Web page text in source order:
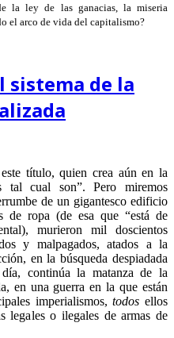
la ley de las ganacias, la miseria
el arco de vida del capitalismo?
sistema de la
título, quien crea aún en la
tal cual son”. Pero miremos
de un gigantesco edificio
de ropa (de esa que “está de
murieron mil doscientos
y malpagados, atados a la
en la búsqueda despiadada
continúa la matanza de la
en una guerra en la que están
imperialismos,todos ellos
legales o ilegales de armas de